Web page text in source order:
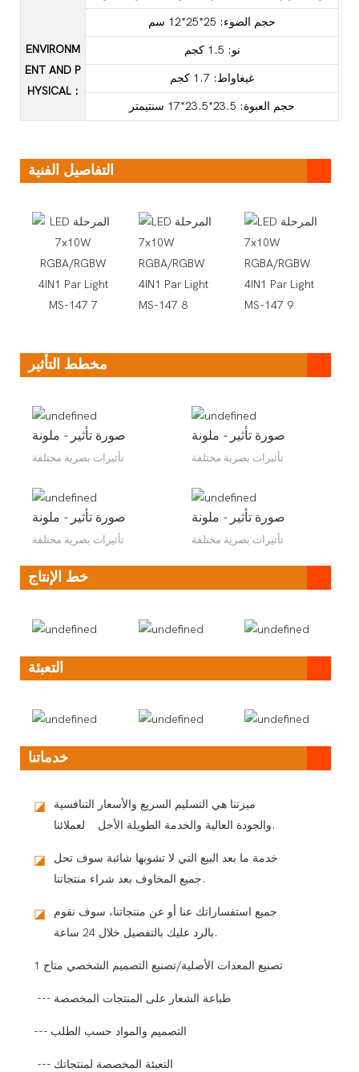
ENVIRONM
ENT AND P
HYSICAL :
حجم الضوء: 25*25*12 سم
نو: 1.5 كجم
غيغاواط: 1.7 كجم
حجم العبوة: 23.5*23.5*17 سنتيمتر
التفاصيل الفنية
مخطط التأثير
صورة تأثير - ملونة
تأثيرات بصرية مختلفة
صورة تأثير - ملونة
تأثيرات بصرية مختلفة
صورة تأثير - ملونة
تأثيرات بصرية مختلفة
صورة تأثير - ملونة
تأثيرات بصرية مختلفة
خط الإنتاج
التعبئة
خدماتنا
◪
ميزتنا هي التسليم السريع والأسعار التنافسية
والجودة العالية والخدمة الطويلة الأجل لعملائنا.
◪
خدمة ما بعد البيع التي لا تشوبها شائبة سوف تحل
جميع المخاوف بعد شراء منتجاتنا.
◪
جميع استفساراتك عنا أو عن منتجاتنا، سوف نقوم
بالرد عليك بالتفصيل خلال 24 ساعة.
1 تصنيع المعدات الأصلية/تصنيع التصميم الشخصي متاح
--- طباعة الشعار على المنتجات المخصصة
--- التصميم والمواد حسب الطلب
--- التعبئة المخصصة لمنتجاتك